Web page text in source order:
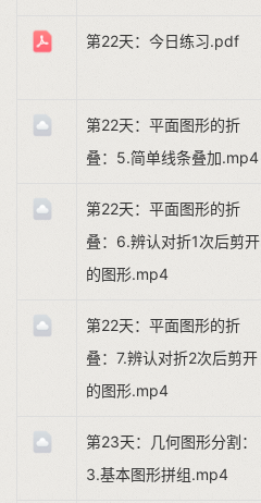
第22天：今日练习.pdf
第22天：平面图形的折
叠：5.简单线条叠加.mp4
第22天：平面图形的折
叠：6.辨认对折1次后剪开
的图形.mp4
第22天：平面图形的折
叠：7.辨认对折2次后剪开
的图形.mp4
第23天：几何图形分割：
3.基本图形拼组.mp4